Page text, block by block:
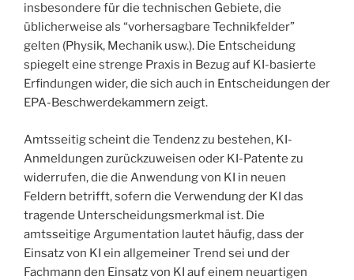
insbesondere für die technischen Gebiete, die
üblicherweise als “vorhersagbare Technikfelder”
gelten (Physik, Mechanik usw.). Die Entscheidung
spiegelt eine strenge Praxis in Bezug auf KI-basierte
Erfindungen wider, die sich auch in Entscheidungen der
EPA-Beschwerdekammern zeigt.
Amtsseitig scheint die Tendenz zu bestehen, KI-
Anmeldungen zurückzuweisen oder KI-Patente zu
widerrufen, die die Anwendung von KI in neuen
Feldern betrifft, sofern die Verwendung der KI das
tragende Unterscheidungsmerkmal ist. Die
amtsseitige Argumentation lautet häufig, dass der
Einsatz von KI ein allgemeiner Trend sei und der
Fachmann den Einsatz von KI auf einem neuartigen